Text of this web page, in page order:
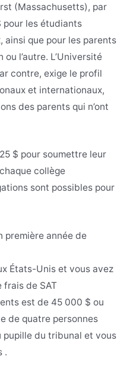
(Massachusetts), par
pour les étudiants
ainsi que pour les parents
ou l’autre. L’Université
contre, exige le profil
et internationaux,
des parents qui n’ont
$ pour soumettre leur
collège
sont possibles pour
première année de
États-Unis et vous avez
frais de SAT
est de 45 000 $ ou
de quatre personnes
pupille du tribunal et vous
.